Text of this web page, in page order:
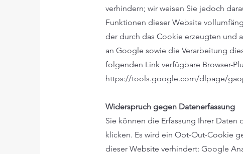
verhindern; wir weisen Sie jedoch
Funktionen dieser Website
der durch das Cookie erzeugten und
an Google sowie die Verarbeitung
folgenden Link verfügbare Browser-
https://tools.google.com/dlpage/
Widerspruch gegen Datenerfassung
Sie können die Erfassung Ihrer
klicken. Es wird ein Opt-Out-Cookie
dieser Website verhindert: Google